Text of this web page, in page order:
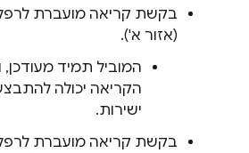
בקשת קריאה מועברת
(אזור א').
המוביל תמיד מעודכן,
הקריאה יכולה
ישירות.
בקשת קריאה מועברת